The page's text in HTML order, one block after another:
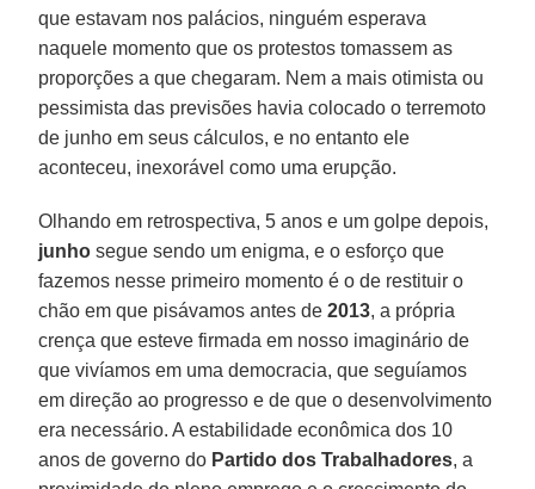
que estavam nos palácios, ninguém esperava
naquele momento que os protestos tomassem as
proporções a que chegaram. Nem a mais otimista ou
pessimista das previsões havia colocado o terremoto
de junho em seus cálculos, e no entanto ele
aconteceu, inexorável como uma erupção.
Olhando em retrospectiva, 5 anos e um golpe depois,
junho segue sendo um enigma, e o esforço que
fazemos nesse primeiro momento é o de restituir o
chão em que pisávamos antes de2013, a própria
crença que esteve firmada em nosso imaginário de
que vivíamos em uma democracia, que seguíamos
em direção ao progresso e de que o desenvolvimento
era necessário. A estabilidade econômica dos 10
anos de governo do Partido dos Trabalhadores, a